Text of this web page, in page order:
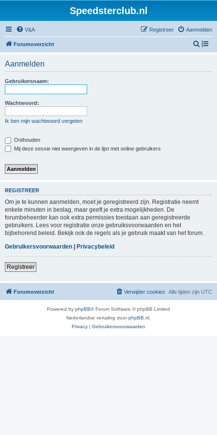
Speedsterclub.nl
V&A Aanmelden
Registreer
Forumoverzicht
Z
Aanmelden
Gebruikersnaam:
Wachtwoord:
Ik ben mijn wachtwoord vergeten
Onthouden
Mij deze sessie niet weergeven in de lijst met online gebruikers
REGISTREER
Om je te kunnen aanmelden, moet je geregistreerd zijn. Registratie neemt
enkele minuten in beslag, maar geeft je extra mogelijkheden. De
forumbeheerder kan ook extra permissies toestaan aan geregistreerde
gebruikers. Lees voor registratie onze gebruiksvoorwaarden en het
bijbehorend beleid. Bekijk ook de regels als je gebruik maakt van het forum.
Gebruikersvoorwaarden | Privacybeleid
Registreer
Forumoverzicht Alle tijden zijn UTC
Verwijder cookies
Powered by phpBB® Forum Software © phpBB Limited
Nederlandse vertaling doorphpBB.nl
Privacy | Gebruikersvoorwaarden